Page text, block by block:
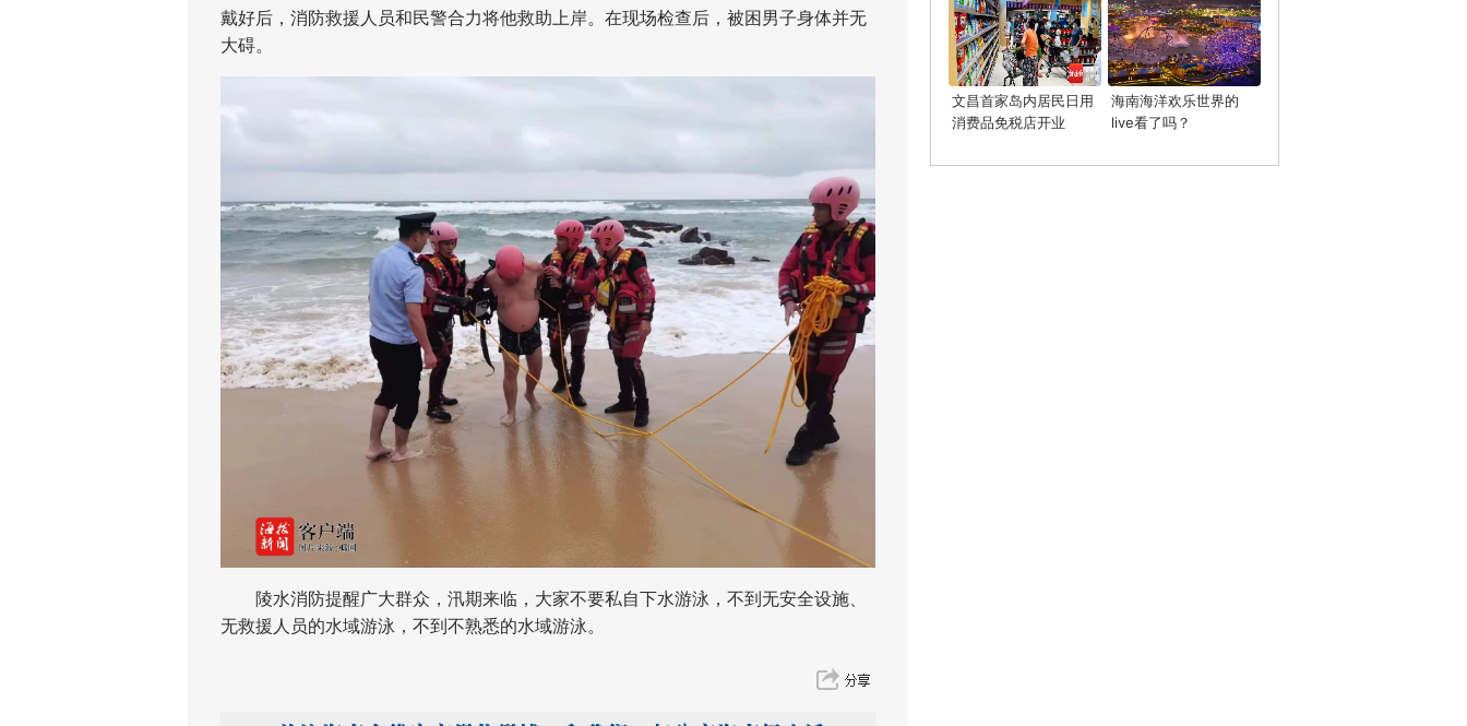
戴好后，消防救援人员和民警合力将他救助上岸。在现场检查后，被困男子身体并无
大碍。
陵水消防提醒广大群众，汛期来临，大家不要私自下水游泳，不到无安全设施、
无救援人员的水域游泳，不到不熟悉的水域游泳。
文昌首家岛内居民日用
消费品免税店开业
海南海洋欢乐世界的
live看了吗？